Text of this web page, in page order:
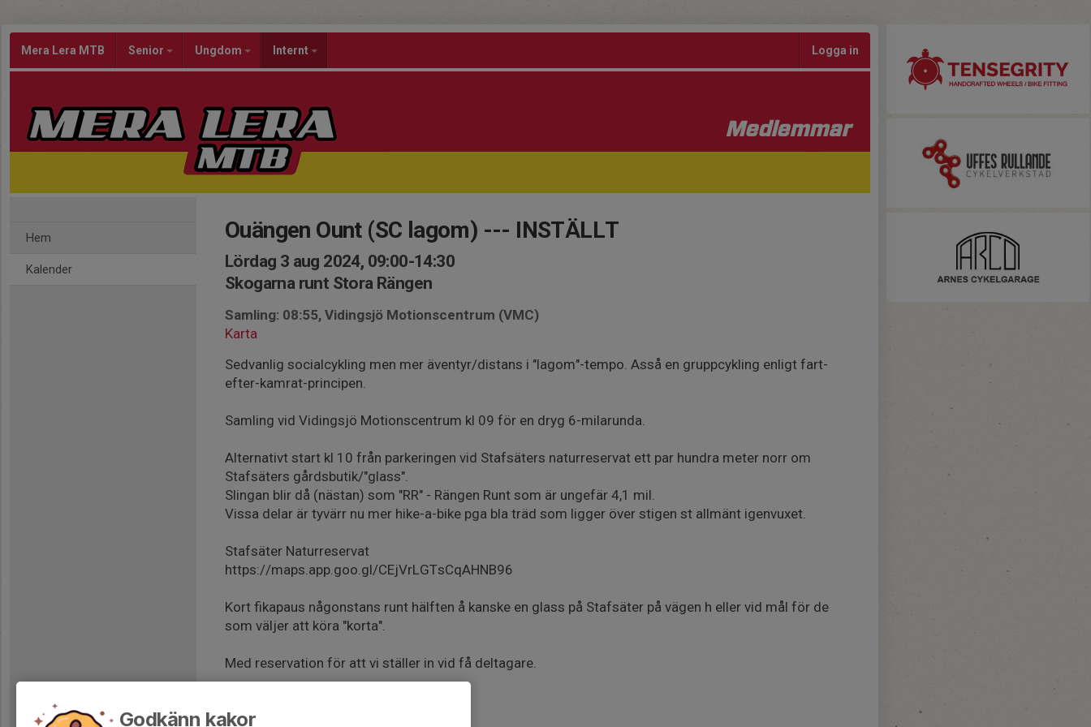
Mera Lera MTB Senior Ungdom Internt Logga in
Medlemmar
Hem
Kalender
Ouängen Ount (SC lagom) --- INSTÄLLT
Lördag 3 aug 2024, 09:00-14:30
Skogarna runt Stora Rängen
Samling: 08:55, Vidingsjö Motionscentrum (VMC)
Karta
Sedvanlig socialcykling men mer äventyr/distans i "lagom"-tempo. Asså en gruppcykling enligt fart-
efter-kamrat-principen.
Samling vid Vidingsjö Motionscentrum kl 09 för en dryg 6-milarunda.
Alternativt start kl 10 från parkeringen vid Stafsäters naturreservat ett par hundra meter norr om
Stafsäters gårdsbutik/"glass".
Slingan blir då (nästan) som "RR" - Rängen Runt som är ungefär 4,1 mil.
Vissa delar är tyvärr nu mer hike-a-bike pga bla träd som ligger över stigen st allmänt igenvuxet.
Stafsäter Naturreservat
https://maps.app.goo.gl/CEjVrLGTsCqAHNB96
Kort fikapaus någonstans runt hälften å kanske en glass på Stafsäter på vägen h eller vid mål för de
som väljer att köra "korta".
Med reservation för att vi ställer in vid få deltagare.
Godkänn kakor